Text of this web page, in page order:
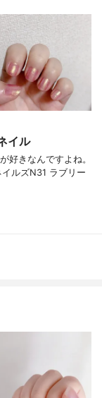
イル
好きなんですよね。
ルズN31 ラブリー